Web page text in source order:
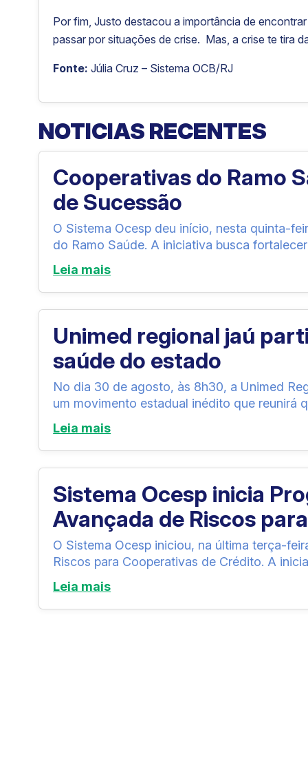
Por fim, Justo destacou a importância de
passar por situações de crise. Mas, a crise te tira
Fonte: Júlia Cruz – Sistema OCB/RJ
NOTICIAS RECENTES
Cooperativas do Ramo
de Sucessão
O Sistema Ocesp deu início, nesta quinta-
do Ramo Saúde. A iniciativa busca
Leia mais
Unimed regional jaú
saúde do estado
No dia 30 de agosto, às 8h30, a Unimed
um movimento estadual inédito que reunirá
Leia mais
Sistema Ocesp inicia
Avançada de Riscos
O Sistema Ocesp iniciou, na última terça-
Riscos para Cooperativas de Crédito. A
Leia mais